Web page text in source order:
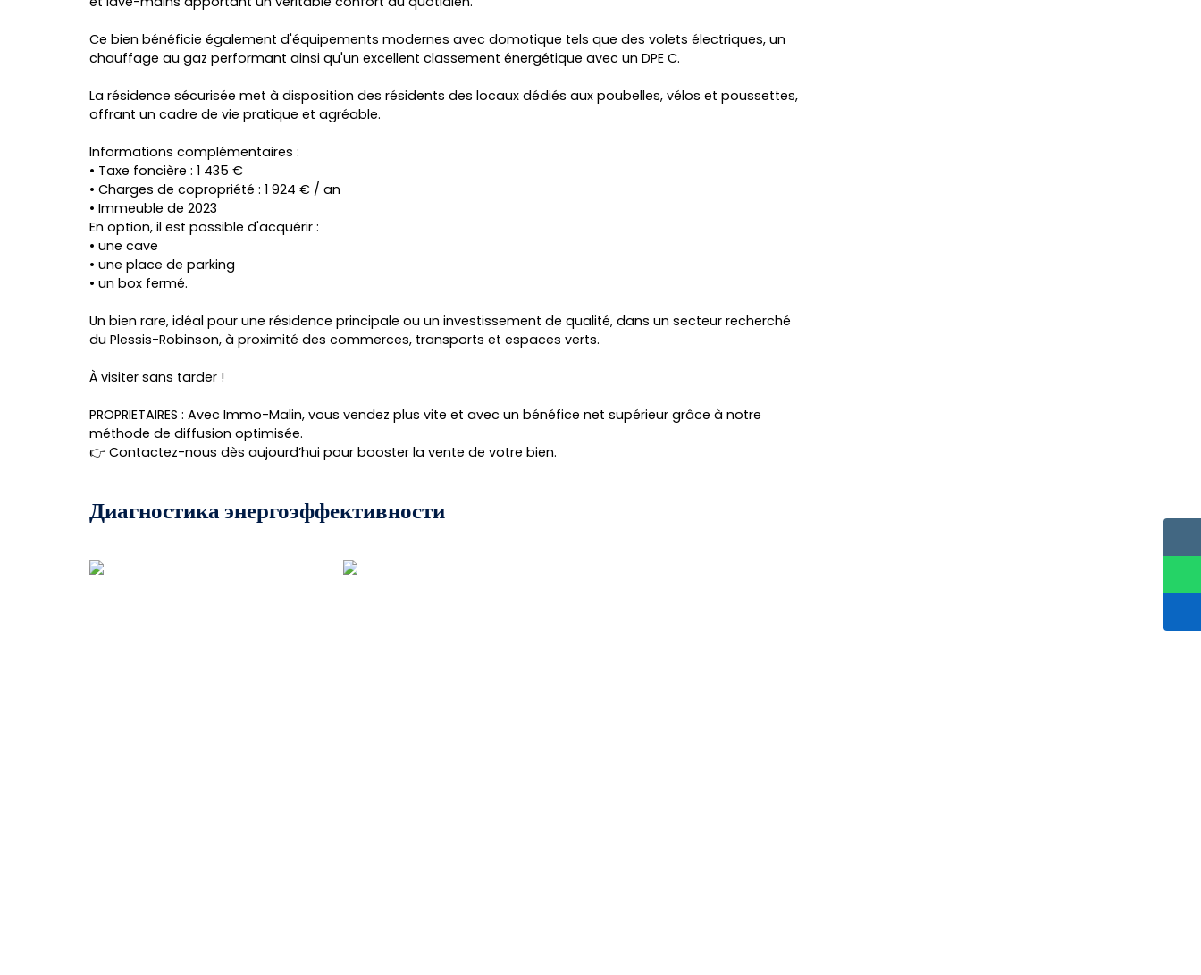
Ce bien bénéficie également d'équipements modernes avec domotique tels que des volets électriques, un
chauffage au gaz performant ainsi qu'un excellent classement énergétique avec un DPE C.
La résidence sécurisée met à disposition des résidents des locaux dédiés aux poubelles, vélos et poussettes,
offrant un cadre de vie pratique et agréable.
Informations complémentaires :
• Taxe foncière : 1 435 €
• Charges de copropriété : 1 924 € / an
• Immeuble de 2023
En option, il est possible d'acquérir :
• une cave
• une place de parking
• un box fermé.
Un bien rare, idéal pour une résidence principale ou un investissement de qualité, dans un secteur recherché
du Plessis-Robinson, à proximité des commerces, transports et espaces verts.
À visiter sans tarder !
PROPRIETAIRES : Avec Immo-Malin, vous vendez plus vite et avec un bénéfice net supérieur grâce à notre
méthode de diffusion optimisée.
👉 Contactez-nous dès aujourd’hui pour booster la vente de votre bien.
Диагностика энергоэффективности